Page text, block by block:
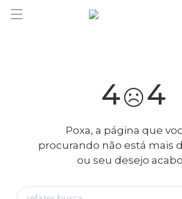
você merece 30% OFF pra comemorar com a
4 4
Poxa, a página que
procurando não está mais
ou seu desejo